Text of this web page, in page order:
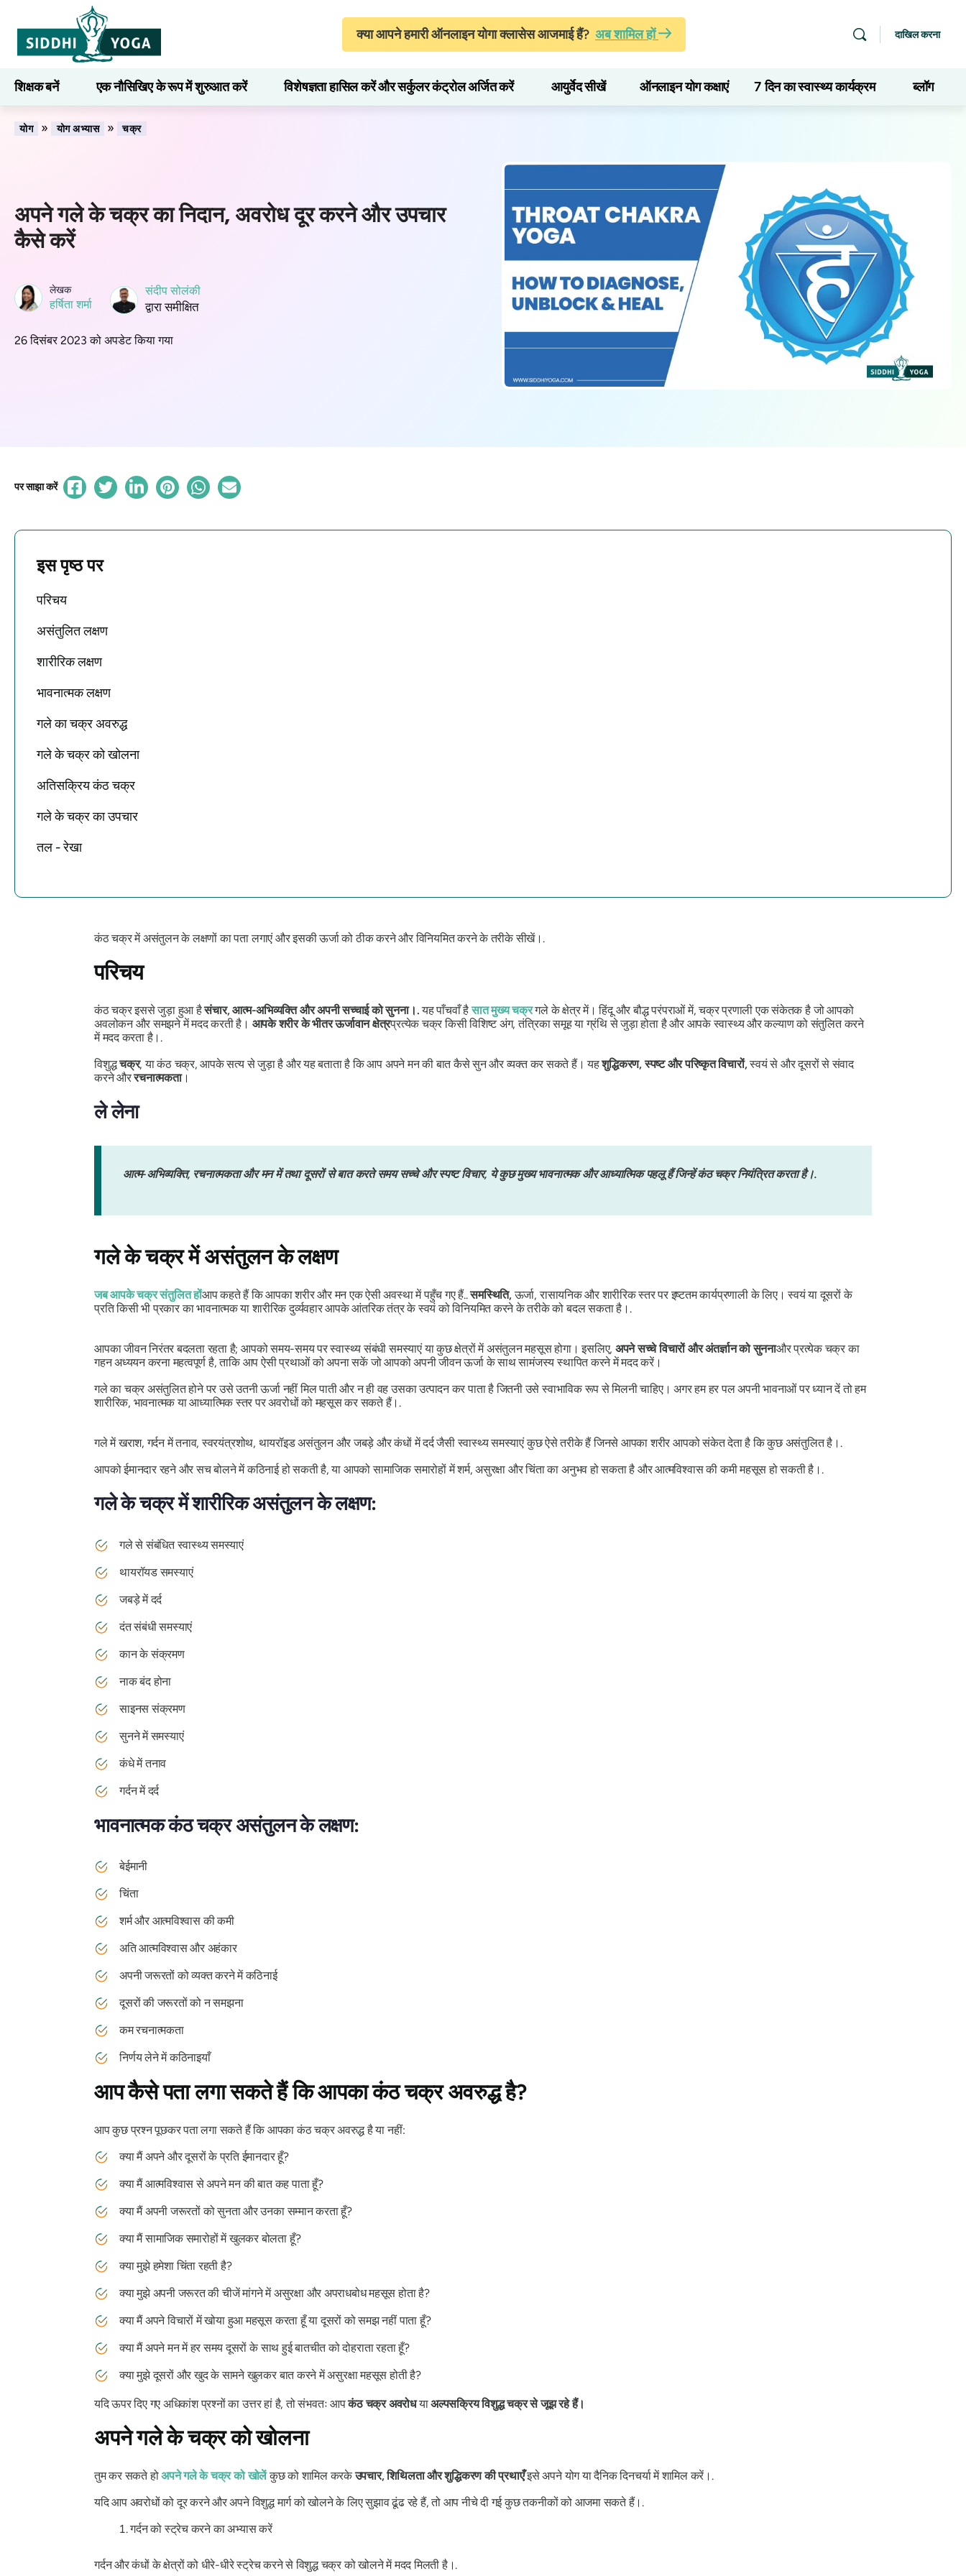
क्या आपने हमारी ऑनलाइन योगा क्लासेस आजमाई हैं? अब शामिल हों दाखिल करना
शिक्षक बनें एक नौसिखिए के रूप में शुरुआत करें विशेषज्ञता हासिल करें और सर्कुलर कंट्रोल अर्जित करें आयुर्वेद सीखें ऑनलाइन योग कक्षाएं 7 दिन का स्वास्थ्य कार्यक्रम ब्लॉग
सीखना
योग » योग अभ्यास » चक्र
अपने गले के चक्र का निदान, अवरोध दूर करने और उपचार
कैसे करें
लेखक
हर्षिता शर्मा
संदीप सोलंकी
द्वारा समीक्षित
26 दिसंबर 2023 को अपडेट किया गया
पर साझा करें
इस पृष्ठ पर
परिचय
असंतुलित लक्षण
शारीरिक लक्षण
भावनात्मक लक्षण
गले का चक्र अवरुद्ध
गले के चक्र को खोलना
अतिसक्रिय कंठ चक्र
गले के चक्र का उपचार
तल - रेखा
कंठ चक्र में असंतुलन के लक्षणों का पता लगाएं और इसकी ऊर्जा को ठीक करने और विनियमित करने के तरीके सीखें।.
परिचय
कंठ चक्र इससे जुड़ा हुआ हैसंचार, आत्म-अभिव्यक्ति और अपनी सच्चाई को सुनना।.यह पाँचवाँ हैसात मुख्य चक्रगले के क्षेत्र में। हिंदू और बौद्ध परंपराओं में, चक्र प्रणाली एक संकेतक है जो आपको
अवलोकन और समझने में मदद करती है। आपके शरीर के भीतर ऊर्जावान क्षेत्रप्रत्येक चक्र किसी विशिष्ट अंग, तंत्रिका समूह या ग्रंथि से जुड़ा होता है और आपके स्वास्थ्य और कल्याण को संतुलित करने
में मदद करता है।.
विशुद्धचक्र, या कंठ चक्र, आपके सत्य से जुड़ा है और यह बताता है कि आप अपने मन की बात कैसे सुन और व्यक्त कर सकते हैं। यहशुद्धिकरण, स्पष्ट और परिष्कृत विचारों,स्वयं से और दूसरों से संवाद
करने औररचनात्मकता।
ले लेना
आत्म-अभिव्यक्ति, रचनात्मकता और मन में तथा दूसरों से बात करते समय सच्चे और स्पष्ट विचार, ये कुछ मुख्य भावनात्मक और आध्यात्मिक पहलू हैं जिन्हें कंठ चक्र नियंत्रित करता है।.
गले के चक्र में असंतुलन के लक्षण
जब आपके चक्र संतुलित होंआप कहते हैं कि आपका शरीर और मन एक ऐसी अवस्था में पहुँच गए हैं..समस्थिति,ऊर्जा, रासायनिक और शारीरिक स्तर पर इष्टतम कार्यप्रणाली के लिए। स्वयं या दूसरों के
प्रति किसी भी प्रकार का भावनात्मक या शारीरिक दुर्व्यवहार आपके आंतरिक तंत्र के स्वयं को विनियमित करने के तरीके को बदल सकता है।.
आपका जीवन निरंतर बदलता रहता है; आपको समय-समय पर स्वास्थ्य संबंधी समस्याएं या कुछ क्षेत्रों में असंतुलन महसूस होगा। इसलिए, अपने सच्चे विचारों और अंतर्ज्ञान को सुननाऔर प्रत्येक चक्र का
गहन अध्ययन करना महत्वपूर्ण है, ताकि आप ऐसी प्रथाओं को अपना सकें जो आपको अपनी जीवन ऊर्जा के साथ सामंजस्य स्थापित करने में मदद करें।
गले का चक्र असंतुलित होने पर उसे उतनी ऊर्जा नहीं मिल पाती और न ही वह उसका उत्पादन कर पाता है जितनी उसे स्वाभाविक रूप से मिलनी चाहिए। अगर हम हर पल अपनी भावनाओं पर ध्यान दें तो हम
शारीरिक, भावनात्मक या आध्यात्मिक स्तर पर अवरोधों को महसूस कर सकते हैं।.
गले में खराश, गर्दन में तनाव, स्वरयंत्रशोथ, थायरॉइड असंतुलन और जबड़े और कंधों में दर्द जैसी स्वास्थ्य समस्याएं कुछ ऐसे तरीके हैं जिनसे आपका शरीर आपको संकेत देता है कि कुछ असंतुलित है।.
आपको ईमानदार रहने और सच बोलने में कठिनाई हो सकती है, या आपको सामाजिक समारोहों में शर्म, असुरक्षा और चिंता का अनुभव हो सकता है और आत्मविश्वास की कमी महसूस हो सकती है।.
गले के चक्र में शारीरिक असंतुलन के लक्षण:
गले से संबंधित स्वास्थ्य समस्याएं
थायरॉयड समस्याएं
जबड़े में दर्द
दंत संबंधी समस्याएं
कान के संक्रमण
नाक बंद होना
साइनस संक्रमण
सुनने में समस्याएं
कंधे में तनाव
गर्दन में दर्द
भावनात्मक कंठ चक्र असंतुलन के लक्षण:
बेईमानी
चिंता
शर्म और आत्मविश्वास की कमी
अति आत्मविश्वास और अहंकार
अपनी जरूरतों को व्यक्त करने में कठिनाई
दूसरों की जरूरतों को न समझना
कम रचनात्मकता
निर्णय लेने में कठिनाइयाँ
आप कैसे पता लगा सकते हैं कि आपका कंठ चक्र अवरुद्ध है?
आप कुछ प्रश्न पूछकर पता लगा सकते हैं कि आपका कंठ चक्र अवरुद्ध है या नहीं:
क्या मैं अपने और दूसरों के प्रति ईमानदार हूँ?
क्या मैं आत्मविश्वास से अपने मन की बात कह पाता हूँ?
क्या मैं अपनी जरूरतों को सुनता और उनका सम्मान करता हूँ?
क्या मैं सामाजिक समारोहों में खुलकर बोलता हूँ?
क्या मुझे हमेशा चिंता रहती है?
क्या मुझे अपनी जरूरत की चीजें मांगने में असुरक्षा और अपराधबोध महसूस होता है?
क्या मैं अपने विचारों में खोया हुआ महसूस करता हूँ या दूसरों को समझ नहीं पाता हूँ?
क्या मैं अपने मन में हर समय दूसरों के साथ हुई बातचीत को दोहराता रहता हूँ?
क्या मुझे दूसरों और खुद के सामने खुलकर बात करने में असुरक्षा महसूस होती है?
यदि ऊपर दिए गए अधिकांश प्रश्नों का उत्तर हां है, तो संभवतः आपकंठ चक्र अवरोधयाअल्पसक्रिय विशुद्ध चक्र से जूझ रहे हैं।
अपने गले के चक्र को खोलना
तुम कर सकते होअपने गले के चक्र को खोलेंकुछ को शामिल करकेउपचार, शिथिलता और शुद्धिकरण की प्रथाएँइसे अपने योग या दैनिक दिनचर्या में शामिल करें।.
यदि आप अवरोधों को दूर करने और अपने विशुद्ध मार्ग को खोलने के लिए सुझाव ढूंढ रहे हैं, तो आप नीचे दी गई कुछ तकनीकों को आजमा सकते हैं।.
गर्दन को स्ट्रेच करने का अभ्यास करें
गर्दन और कंधों के क्षेत्रों को धीरे-धीरे स्ट्रेच करने से विशुद्ध चक्र को खोलने में मदद मिलती है।.